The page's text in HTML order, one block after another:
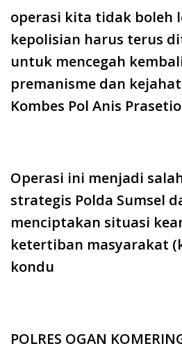
operasi kita tidak boleh
kepolisian harus terus
untuk mencegah
premanisme dan
Kombes Pol Anis
Operasi ini menjadi
strategis Polda Sumsel
menciptakan situasi
ketertiban masyarakat
kondu
POLRES OGAN